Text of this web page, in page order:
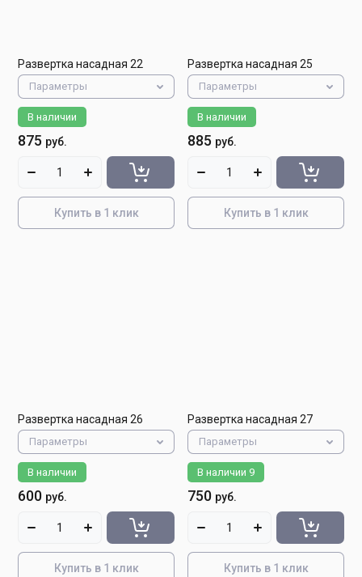
Развертка насадная 22
Параметры
В наличии
875 руб.
Купить в 1 клик
Развертка насадная 25
Параметры
В наличии
885 руб.
Купить в 1 клик
Развертка насадная 26
Параметры
В наличии
600 руб.
Купить в 1 клик
Развертка насадная 27
Параметры
В наличии 9
750 руб.
Купить в 1 клик